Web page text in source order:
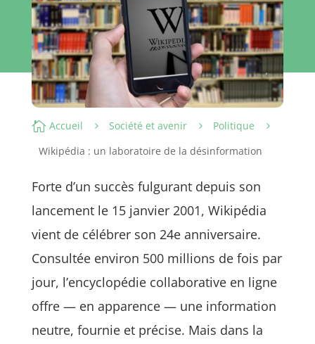
 Accueil 5 Société et avenir 5 Politique 5
Wikipédia : un laboratoire de la désinformation
Forte d’un succès fulgurant depuis son
lancement le 15 janvier 2001, Wikipédia
vient de célébrer son 24e anniversaire.
Consultée environ 500 millions de fois par
jour, l’encyclopédie collaborative en ligne
offre — en apparence — une information
neutre, fournie et précise. Mais dans la